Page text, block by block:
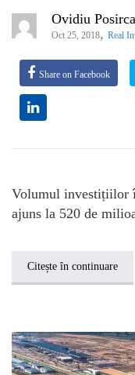
Ovidiu Posirca
Oct 25, 2018, Real
Share on Facebook
Volumul investițiilor
ajuns la 520 de
Citește în continuare